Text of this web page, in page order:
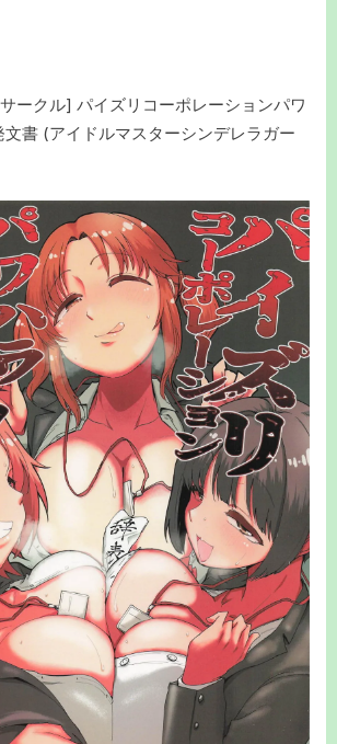
ークル] パイズリコーポレーションパワ
書 (アイドルマスターシンデレラガー